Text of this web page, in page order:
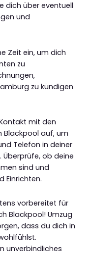
dich über eventuell
und
Zeit ein, um dich
zu
zu kündigen
mit den
Blackpool auf, um
Telefon in deiner
Überprüfe, ob deine
sind und
Einrichten.
vorbereitet für
Blackpool! Umzug
dass du dich in
unverbindliches